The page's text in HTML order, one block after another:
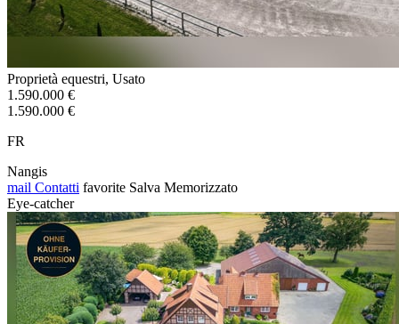
Proprietà equestri, Usato
1.590.000 €
1.590.000 €
FR
Nangis
mail Contatti favorite Salva Memorizzato
Eye-catcher